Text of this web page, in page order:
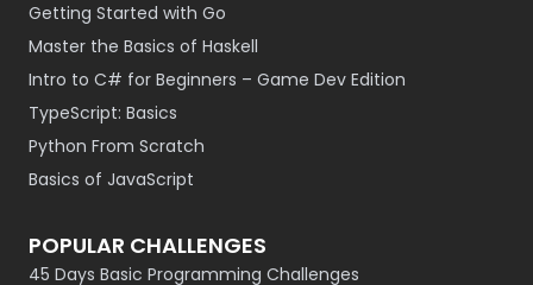
Getting Started with Go
Master the Basics of Haskell
Intro to C# for Beginners – Game Dev Edition
TypeScript: Basics
Python From Scratch
Basics of JavaScript
POPULAR CHALLENGES
45 Days Basic Programming Challenges